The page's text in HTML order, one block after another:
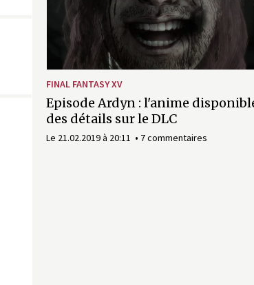
FINAL FANTASY XV
Episode Ardyn : l'anime
des détails sur le DLC
Le 21.02.2019 à 20:11 7 commentaires